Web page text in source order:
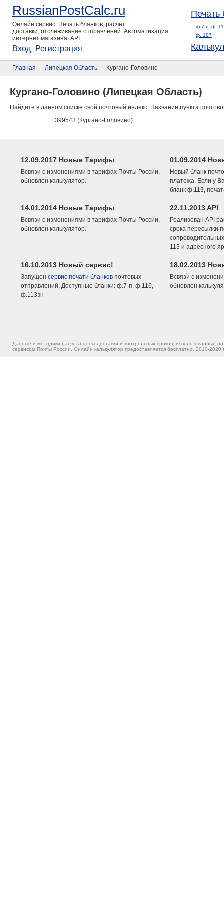
RussianPostCalc.ru
Онлайн сервис. Печать бланков, расчет
доставки, отслеживание отправлений. Автоматизация
интернет магазина. API.
Вход Регистрация
Печать
ф.7-п, ф.
ф. 107
Главная — Липецкая Область — Кургано-Головино
Кургано-Головино (Липецкая Область)
Найдите в данном списке свой почтовый индекс. Название пункта
399543 (Кургано-Головино)
12.09.2017 Новые Тарифы
Всвязи с изменениями в тарифах Почты России,
обновлен калькулятор.
01.09.2014
Новый бланк
платежа. Если у
бланк ф.113,
14.01.2014 Новые Тарифы
Всвязи с изменениями в тарифах Почты России,
обновлен калькулятор.
22.11.2013 API
Реализован API
срока пересылки
113 и адресного
16.10.2013 Новый сервис!
Запущен сервис печати бланков почтовых
отправлений. Доступные бланки: ф.7-п, ф.116,
ф.113эн
18.02.2013
Всвязи с
обновлен
Данные и методики расчета цены доставки и контрольных сроков, использованные
сервисом Почты России. Онлайн калькулятор предоставляется бесплатно. 2010-2020